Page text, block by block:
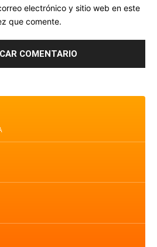
electrónico y sitio web en este
que comente.